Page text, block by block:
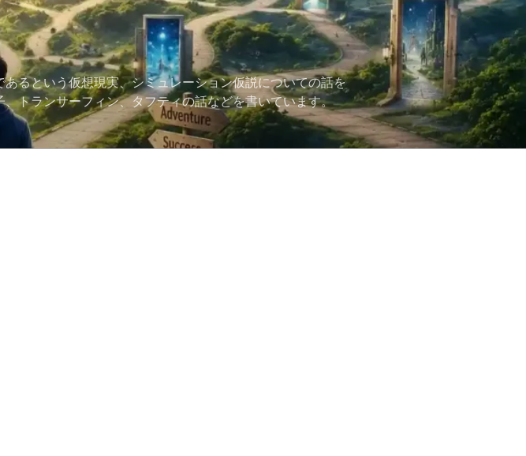
るという仮想現実、シミュレーション仮説についての話を
トランサーフィン、タフティの話などを書いています。